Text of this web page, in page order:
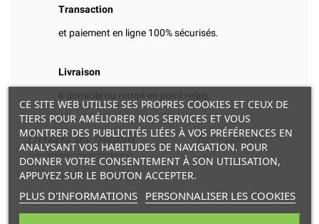
Transaction
et paiement en ligne 100% sécurisés.
Livraison
à domicile ou retrait en point relais.
Détails du produit Accessoires
Conseil Pointure
CE SITE WEB UTILISE SES PROPRES COOKIES ET CEUX DE
TIERS POUR AMÉLIORER NOS SERVICES ET VOUS
MONTRER DES PUBLICITÉS LIÉES À VOS PRÉFÉRENCES EN
ANALYSANT VOS HABITUDES DE NAVIGATION. POUR
DONNER VOTRE CONSENTEMENT À SON UTILISATION,
APPUYEZ SUR LE BOUTON ACCEPTER.
PLUS D'INFORMATIONS PERSONNALISER LES COOKIES